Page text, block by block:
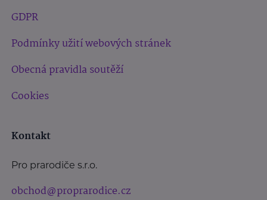
GDPR
Podmínky užití webových stránek
Obecná pravidla soutěží
Cookies
Kontakt
Pro prarodiče s.r.o.
obchod@proprarodice.cz